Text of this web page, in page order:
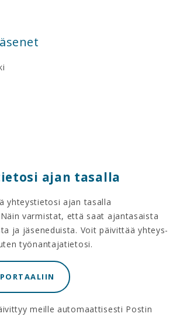
ajan tasalla
yhteystietosi ajan tasalla
varmistat, että saat ajantasaista
ja jäseneduista. Voit päivittää yhteys-
työnantajatietosi.
meille automaattisesti Postin